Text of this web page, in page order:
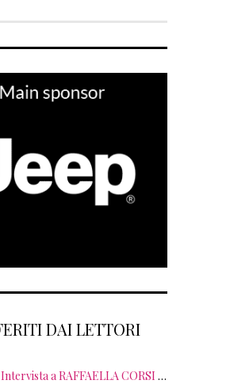
DAI LETTORI
Intervista a RAFFAELLA CORSI tra EVENTI, PSICOLOGIA ed EMOZIONI